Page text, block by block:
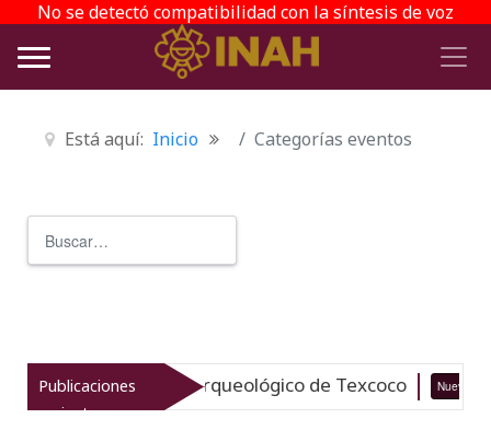
No se detectó compatibilidad con la síntesis de voz
Está aquí: Inicio Categorías eventos
Publicaciones
recientes
el patrimonio arqueológico de Texcoco Nuevo